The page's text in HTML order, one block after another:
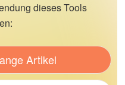
dieses Tools
Artikel